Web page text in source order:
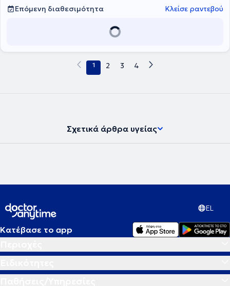
σταθερότητα του θεραπευτικού πλαισίου ενώ ιδιαίτερη έμφαση
δίνει στη διαμόρφωση σχέσης εμπιστοσύνης και σεβασμού, στην
ενδυνάμωση και αυτογνωσία. Η εμπειρία του τόσο σε οργανωμένες
υπευθυνότητα του πρόσφερε τη θεραπευτική του ευελιξία και την
ικανότητα ουσιαστικής κατανόησης του ατομικού βιώματος,
επιμόρφωση και εποπτεία, θεωρώντας ότι η επαγγελματική ευθύνη
προϋποθέτει συνεχή εξέλιξη και επιστημονική ενημέρωση. Σταθερός
στόχος του, είναι η δημιουργία ενός χώρου όπου ο άνθρωπος
Επόμενη διαθεσιμότητα Κλείσε ραντεβού
1 2 3 4
Σχετικά άρθρα υγείας
EL
Κατέβασε το app